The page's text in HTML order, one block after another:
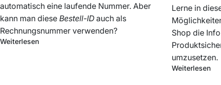
automatisch eine laufende Nummer. Aber
kann man diese Bestell-ID auch als
Rechnungsnummer verwenden?
Weiterlesen
Lerne in
Shop die
umzusetzen.
Weiterlesen